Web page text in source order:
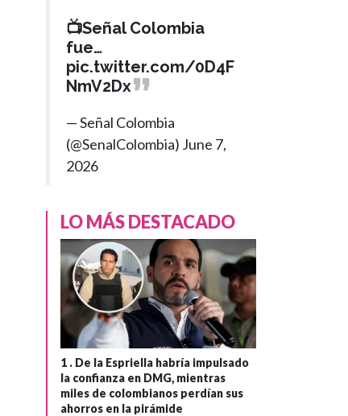
📺Señal Colombia
fue…
pic.twitter.com/0D4F
NmV2Dx
— Señal Colombia
(@SenalColombia) June 7,
2026
LO MÁS DESTACADO
1 . De la Espriella habría impulsado
la confianza en DMG, mientras
miles de colombianos perdían sus
ahorros en la pirámide